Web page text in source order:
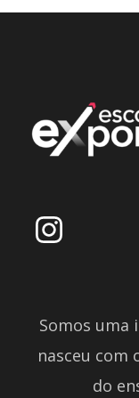
Somos uma
nasceu com
do